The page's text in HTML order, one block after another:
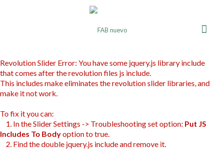
Revolution Slider Error: You have some jquery.js library include
that comes after the revolution files js include.
This includes make eliminates the revolution slider libraries, and
make it not work.
To fix it you can:
1. In the Slider Settings -> Troubleshooting set option: Put JS
Includes To Bodyoption to true.
2. Find the double jquery.js include and remove it.